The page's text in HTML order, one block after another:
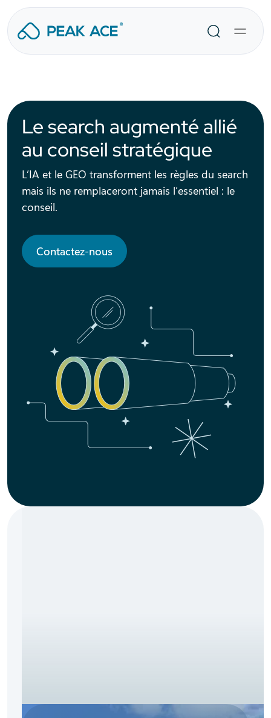
Aller
contenu
Recherche
Le search augmenté allié
au conseil stratégique
L’IA et le GEO transforment les règles du search
mais ils ne remplaceront jamais l’essentiel : le
conseil.
Contactez-nous